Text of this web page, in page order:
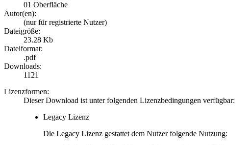
01 Oberfläche
Autor(en):
(nur für registrierte Nutzer)
Dateigröße:
23.28 Kb
Dateiformat:
.pdf
Downloads:
1121
Lizenzformen:
Dieser Download ist unter folgenden Lizenzbedingungen verfügbar:
Legacy Lizenz
Die Legacy Lizenz gestattet dem Nutzer folgende Nutzung: